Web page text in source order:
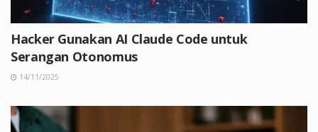
Hacker Gunakan AI Claude Code untuk
Serangan Otonomus
14/11/2025